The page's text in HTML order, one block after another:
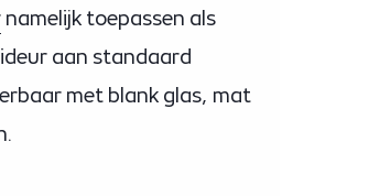
namelijk toepassen als
aan standaard
met blank glas, mat